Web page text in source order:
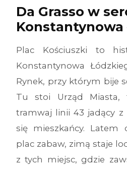
Da Grasso w
Konstantynowa
Plac Kościuszki to
Konstantynowa
Rynek, przy którym bije
Tu stoi Urząd Miasta,
tramwaj linii 43 jadący z
się mieszkańcy. Latem
plac zabaw, zimą staje
z tych miejsc, gdzie